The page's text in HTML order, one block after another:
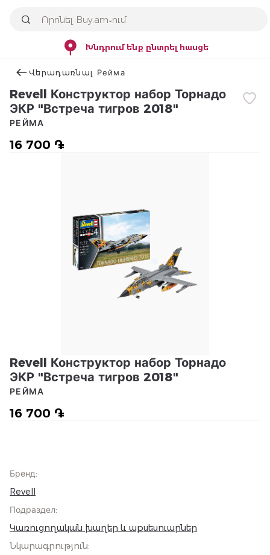
Խնդրում ենք ընտրել հասցե
Վերադառնալ Рейма
Revell Конструктор набор Торнадо
ЭКР "Встреча тигров 2018"
16 700 ֏
РЕЙМА
Revell Конструктор набор Торнадо
ЭКР "Встреча тигров 2018"
16 700 ֏
РЕЙМА
Бренд:
Revell
Подраздел:
Կառուցողական խաղեր և աքսեսուարներ
Նկարագրություն: